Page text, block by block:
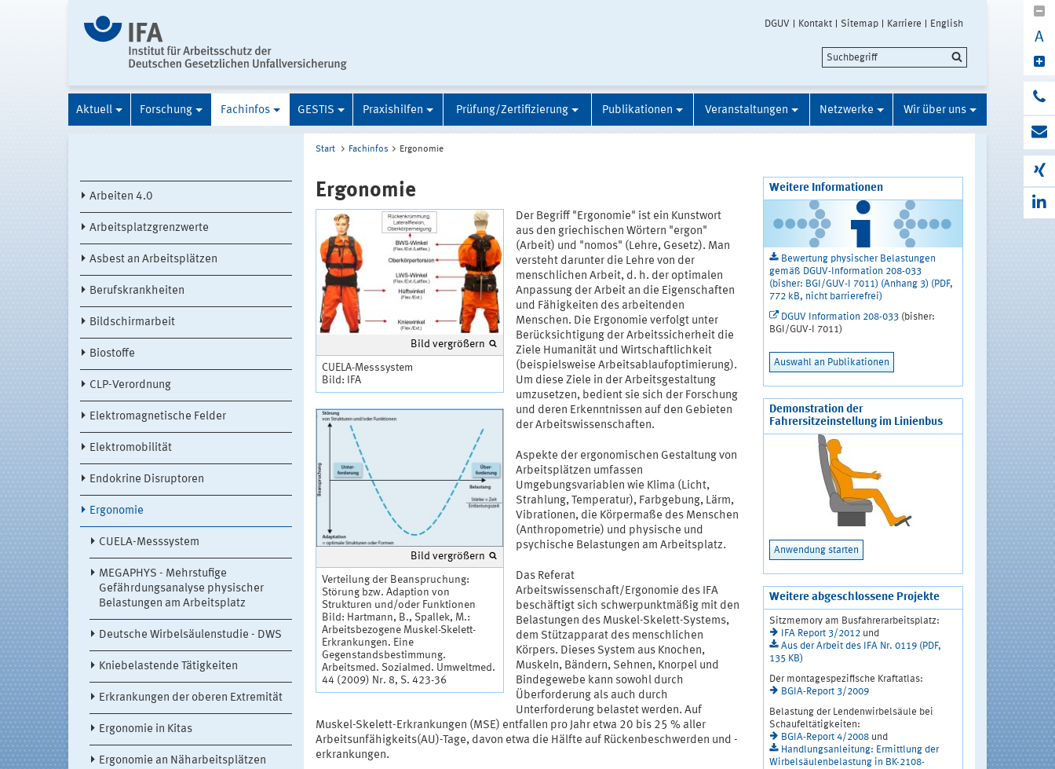
DGUV Kontakt Sitemap Karriere English
A
Aktuell Forschung Fachinfos GESTIS Praxishilfen Prüfung/Zertifizierung Publikationen Veranstaltungen Netzwerke Wir über uns
Arbeiten 4.0
Arbeitsplatzgrenzwerte
Asbest an Arbeitsplätzen
Berufskrankheiten
Bildschirmarbeit
Biostoffe
CLP-Verordnung
Elektromagnetische Felder
Elektromobilität
Endokrine Disruptoren
Ergonomie
CUELA-Messsystem
MEGAPHYS - Mehrstufige
Gefährdungsanalyse physischer
Belastungen am Arbeitsplatz
Deutsche Wirbelsäulenstudie - DWS
Kniebelastende Tätigkeiten
Erkrankungen der oberen Extremität
Ergonomie in Kitas
Ergonomie an Näharbeitsplätzen
Start Fachinfos Ergonomie
Ergonomie
Bild vergrößern
CUELA-Messsystem
Bild: IFA
Bild vergrößern
Verteilung der Beanspruchung:
Störung bzw. Adaption von
Strukturen und/oder Funktionen
Bild: Hartmann, B., Spallek, M.:
Arbeitsbezogene Muskel-Skelett-
Erkrankungen. Eine
Gegenstandsbestimmung.
Arbeitsmed. Sozialmed. Umweltmed.
44 (2009) Nr. 8, S. 423-36
Der Begriff "Ergonomie" ist ein Kunstwort
aus den griechischen Wörtern "ergon"
(Arbeit) und "nomos" (Lehre, Gesetz). Man
versteht darunter die Lehre von der
menschlichen Arbeit, d. h. der optimalen
Anpassung der Arbeit an die Eigenschaften
und Fähigkeiten des arbeitenden
Menschen. Die Ergonomie verfolgt unter
Berücksichtigung der Arbeitssicherheit die
Ziele Humanität und Wirtschaftlichkeit
(beispielsweise Arbeitsablaufoptimierung).
Um diese Ziele in der Arbeitsgestaltung
umzusetzen, bedient sie sich der Forschung
und deren Erkenntnissen auf den Gebieten
der Arbeitswissenschaften.
Aspekte der ergonomischen Gestaltung von
Arbeitsplätzen umfassen
Umgebungsvariablen wie Klima (Licht,
Strahlung, Temperatur), Farbgebung, Lärm,
Vibrationen, die Körpermaße des Menschen
(Anthropometrie) und physische und
psychische Belastungen am Arbeitsplatz.
Das Referat
Arbeitswissenschaft/Ergonomie des IFA
beschäftigt sich schwerpunktmäßig mit den
Belastungen des Muskel-Skelett-Systems,
dem Stützapparat des menschlichen
Körpers. Dieses System aus Knochen,
Muskeln, Bändern, Sehnen, Knorpel und
Bindegewebe kann sowohl durch
Überforderung als auch durch
Unterforderung belastet werden. Auf
Muskel-Skelett-Erkrankungen (MSE) entfallen pro Jahr etwa 20 bis 25 % aller
Arbeitsunfähigkeits(AU)-Tage, davon etwa die Hälfte auf Rückenbeschwerden und -
erkrankungen.
Weitere Informationen
Bewertung physischer Belastungen
gemäß DGUV-Information 208-033
(bisher: BGI/GUV-I 7011) (Anhang 3) (PDF,
772 kB, nicht barrierefrei)
DGUV Information 208-033(bisher:
BGI/GUV-I 7011)
Auswahl an Publikationen
Demonstration der
Fahrersitzeinstellung im Linienbus
Anwendung starten
Weitere abgeschlossene Projekte
Sitzmemory am Busfahrerarbeitsplatz:
IFA Report 3/2012und
Aus der Arbeit des IFA Nr. 0119 (PDF,
135 KB)
Der montagespezifische Kraftatlas:
BGIA-Report 3/2009
Belastung der Lendenwirbelsäule bei
Schaufeltätigkeiten:
BGIA-Report 4/2008und
Handlungsanleitung: Ermittlung der
Wirbelsäulenbelastung in BK-2108-